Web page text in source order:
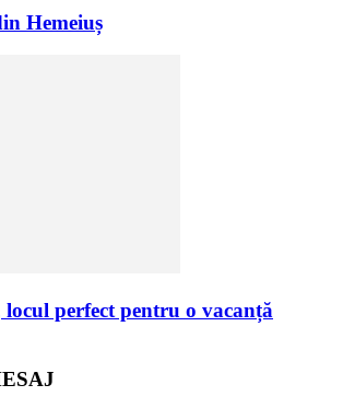
Hemeiuș
locul perfect pentru o vacanță